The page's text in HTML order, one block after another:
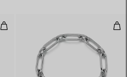
Mittelgroßes Gliederarmband in